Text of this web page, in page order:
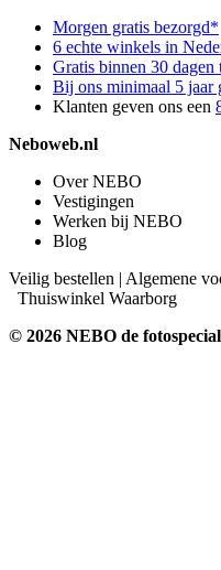
Morgen gratis bezorgd*
6 echte winkels in
Gratis binnen 30 dagen
Bij ons minimaal 5 jaar
Klanten geven ons een
Neboweb.nl
Over NEBO
Vestigingen
Werken bij NEBO
Blog
Veilig bestellen | Algemene
Thuiswinkel Waarborg
© 2026 NEBO de